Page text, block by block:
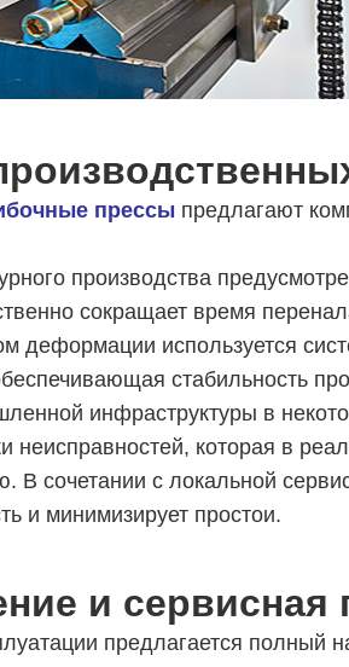
прессы предлагают
производства
сокращает время
деформации используется
стабильность
инфраструктуры в
неисправностей, которая в
сочетании с локальной
и минимизирует простои.
и сервисная
предлагается полный